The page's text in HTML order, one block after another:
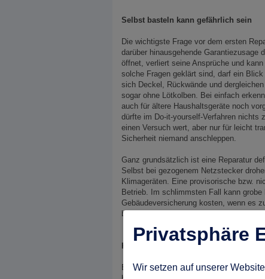
Selbst basteln kann gefährlich sein
Die wichtigste Frage vor dem ersten
darüber hinausgehende Garantiezusage
öffnet, verliert seine Ansprüche und
solche Fragen geklärt sind, darf ein
sich Deckel, Rückwände und
sogar ohne Lötkolben. Bei einfach
auch für ältere Haushaltsgeräte noch
dürfte im Do-it-yourself-Verfahren nichts
einen Versuch wert, aber nur für leicht
Sicherheit niemand anschleppen.
Ganz grundsätzlich ist eine Reparatur
Selbst bei gezogenem Netzstecker
Klimageräten. Eine provisorische bzw.
Betrieb. Im schlimmsten Fall kann
Gebäudeversicherung kosten, wenn es
bezahlt.
Kundendienst für viele Marken
Ein Werkskundendienst ist manchmal
Privatsphäre
Wir setzen auf unserer